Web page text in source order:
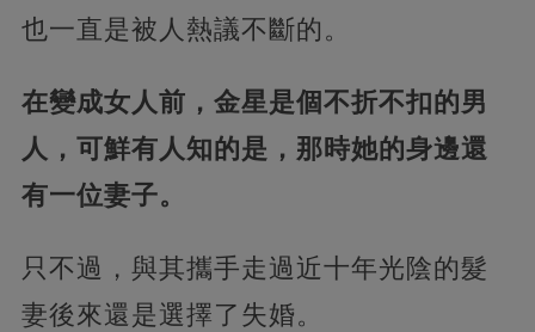
也一直是被人熱議不斷的。
在變成女人前，金星是個不折不扣的男
人，可鮮有人知的是，那時她的身邊還
有一位妻子。
只不過，與其攜手走過近十年光陰的髮
妻後來還是選擇了失婚。